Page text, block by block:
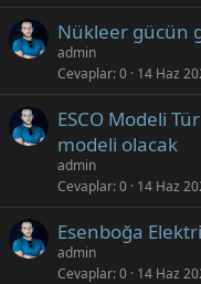
Nükleer gücün
admin
Cevaplar 0 14 Haz
ESCO Modeli
modeli olacak
admin
Cevaplar 0 14 Haz
Esenboğa
admin
Cevaplar 0 14 Haz